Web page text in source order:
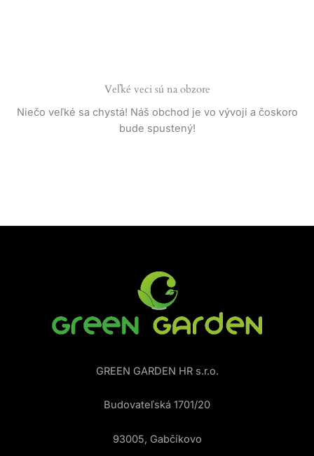
Veľké veci sú na obzore
Niečo veľké sa chystá! Náš obchod je vo vývoji a čoskoro
bude spustený!
GREEN GARDEN HR s.r.o.
Budovateľská 1701/20
93005, Gabčíkovo